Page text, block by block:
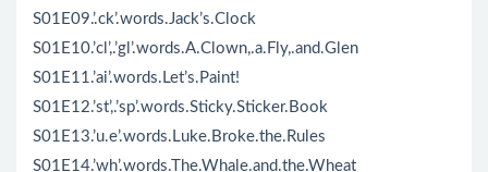
S01E09.’.ck’.words.Jack’s.Clock
S01E10.’cl’,.’gl’.words.A.Clown,.a.Fly,.and.Glen
S01E11.’ai’.words.Let’s.Paint!
S01E12.’st’,.’sp’.words.Sticky.Sticker.Book
S01E13.’u.e’.words.Luke.Broke.the.Rules
S01E14.’wh’.words.The.Whale.and.the.Wheat